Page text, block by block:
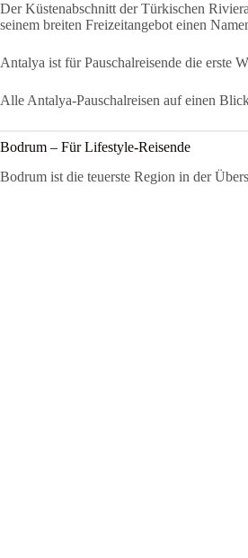
Der Küstenabschnitt der Türkischen
seinem breiten Freizeitangebot einen
Antalya ist für Pauschalreisende die erste
Alle Antalya-Pauschalreisen auf einen
Bodrum – Für Lifestyle-Reisende
Bodrum ist die teuerste Region in der